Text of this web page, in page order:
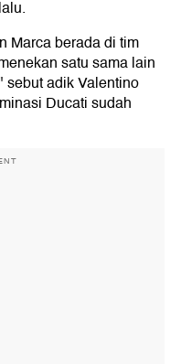
Marca berada di tim
satu sama lain
sebut adik Valentino
Ducati sudah